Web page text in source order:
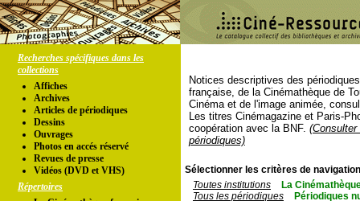
Recherches spécifiques dans les
collections
Affiches
Archives
Articles de périodiques
Dessins
Ouvrages
Photos en accés réservé
Revues de presse
Vidéos (DVD et VHS)
Répertoires
Notices descriptives des
française, de la Cinémathèque de
Cinéma et de l'image animée,
Les titres Cinémagazine et Paris-
coopération avec la BNF.
périodiques)
Sélectionner les critères de
Toutes institutions
La
Tous les périodiques
Périodiques